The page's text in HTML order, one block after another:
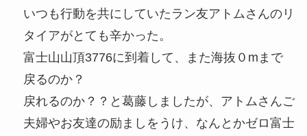
いつも行動を共にしていたラン友アトムさんのリ
タイアがとても辛かった。
富士山山頂3776に到着して、また海抜０mまで
戻るのか？
戻れるのか？？と葛藤しましたが、アトムさんご
夫婦やお友達の励ましをうけ、なんとかゼロ富士